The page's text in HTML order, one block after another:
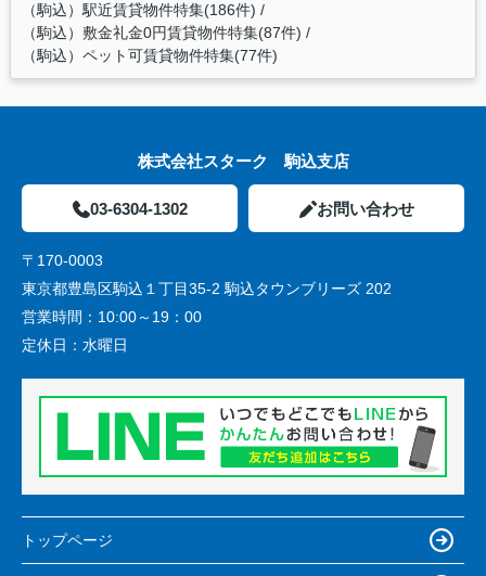
（駒込）駅近賃貸物件特集(186件)
（駒込）敷金礼金0円賃貸物件特集(87件)
（駒込）ペット可賃貸物件特集(77件)
株式会社スターク 駒込支店
03-6304-1302 お問い合わせ
〒170-0003
東京都豊島区駒込１丁目35-2 駒込タウンブリーズ 202
営業時間： 10:00～19：00
定休日： 水曜日
トップページ